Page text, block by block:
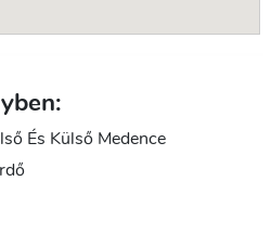
És Külső Medence